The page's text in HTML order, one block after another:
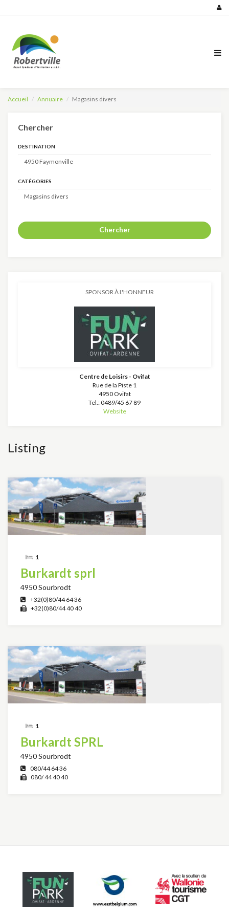
Accueil Annuaire Magasins divers
Chercher
DESTINATION
CATÉGORIES
Chercher
SPONSOR À L'HONNEUR
Centre de Loisirs - Ovifat
Rue de la Piste 1
4950 Ovifat
Tel.: 0489/45 67 89
Website
Listing
1
Burkardt sprl
4950 Sourbrodt
+32(0)80/44 64 36
+32(0)80/44 40 40
1
Burkardt SPRL
4950 Sourbrodt
080/44 64 36
080/ 44 40 40